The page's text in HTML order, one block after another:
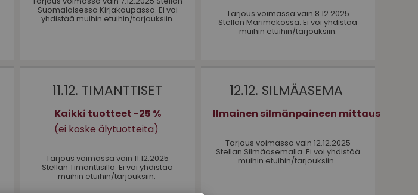
Suomalaisessa Kirjakaupassa. Ei voi
yhdistää muihin etuihin/tarjouksiin. Tarjous voimassa vain 8.12.2025
Stellan Marimekossa. Ei voi yhdistää
muihin etuihin/tarjouksiin.
11.12. TIMANTTISET
Kaikki tuotteet -25 %
(ei koske älytuotteita)
Tarjous voimassa vain 11.12.2025
Stellan Timanttisilla. Ei voi yhdistää
muihin etuihin/tarjouksiin.
12.12. SILMÄASEMA
Ilmainen silmänpaineen mittaus
Tarjous voimassa vain 12.12.2025
Stellan Silmäasemalla. Ei voi yhdistää
muihin etuihin/tarjouksiin.